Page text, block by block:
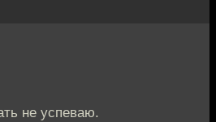
не успеваю.